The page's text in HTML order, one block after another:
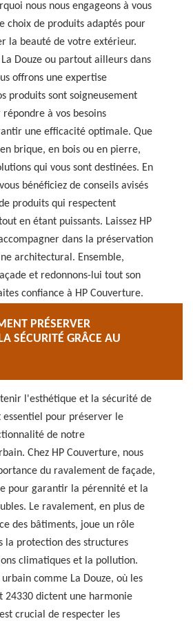
nous nous engageons à vous
choix de produits adaptés pour
la beauté de votre extérieur.
La Douze ou partout ailleurs dans
offrons une expertise
produits sont soigneusement
à vos besoins
une efficacité optimale. Que
brique, en bois ou en pierre,
qui vous sont destinées. En
bénéficiez de conseils avisés
produits qui respectent
en étant puissants. Laissez HP
dans la préservation
architectural. Ensemble,
et redonnons-lui tout son
confiance à HP Couverture,
réussi.
PRÉSERVER
SÉCURITÉ GRÂCE AU
l'esthétique et la sécurité de
essentiel pour préserver le
de notre
Chez HP Couverture, nous
du ravalement de façade,
pour garantir la pérennité et la
Le ravalement, en plus de
des bâtiments, joue un rôle
la protection des structures
climatiques et la pollution.
comme La Douze, où les
24330 dictent une harmonie
crucial de respecter les